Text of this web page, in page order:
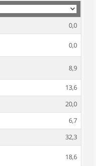
0,0
0,0
8,9
13,6
20,0
6,7
32,3
18,6